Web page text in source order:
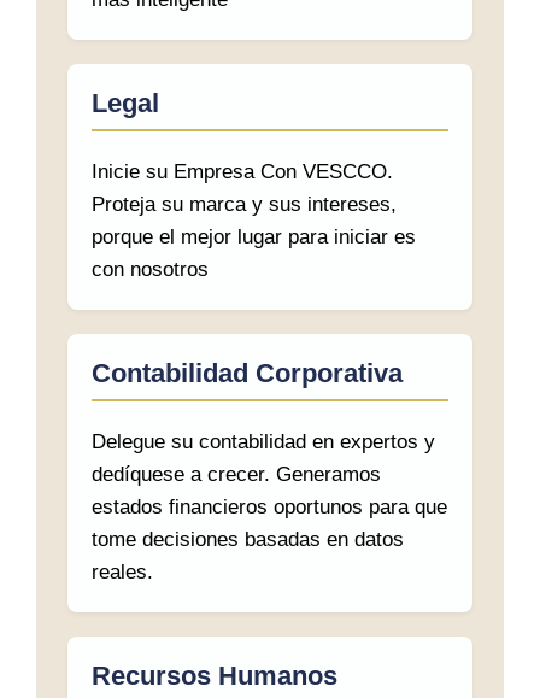
Legal
Inicie su Empresa Con VESCCO.
Proteja su marca y sus intereses,
porque el mejor lugar para iniciar es
con nosotros
Contabilidad Corporativa
Delegue su contabilidad en expertos y
dedíquese a crecer. Generamos
estados financieros oportunos para que
tome decisiones basadas en datos
reales.
Recursos Humanos